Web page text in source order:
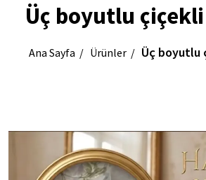
Üç boyutlu
Ana Sayfa Ürünler Üç boyutlu